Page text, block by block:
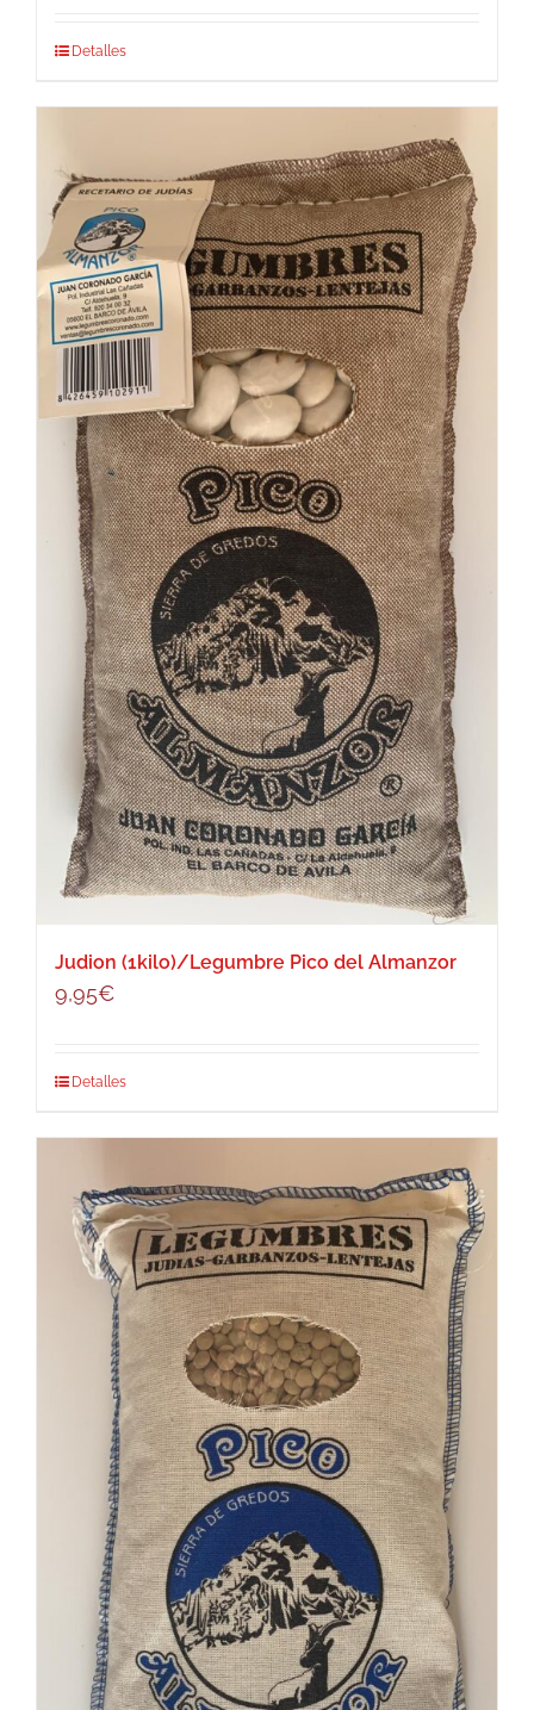
Detalles
Judion (1kilo)/Legumbre Pico del Almanzor
9,95€
Detalles